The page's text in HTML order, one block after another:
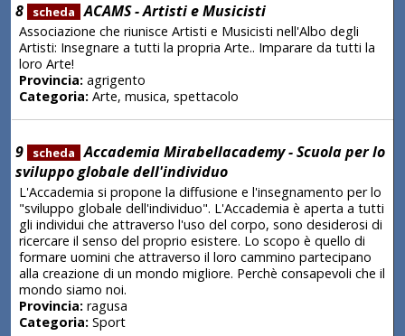
8 scheda ACAMS - Artisti e Musicisti
Associazione che riunisce Artisti e Musicisti nell'Albo degli
Artisti: Insegnare a tutti la propria Arte.. Imparare da tutti la
loro Arte!
Provincia:agrigento
Categoria:Arte, musica, spettacolo
9 scheda Accademia Mirabellacademy - Scuola per lo
sviluppo globale dell'individuo
L'Accademia si propone la diffusione e l'insegnamento per lo
"sviluppo globale dell'individuo". L'Accademia è aperta a tutti
gli individui che attraverso l'uso del corpo, sono desiderosi di
ricercare il senso del proprio esistere. Lo scopo è quello di
formare uomini che attraverso il loro cammino partecipano
alla creazione di un mondo migliore. Perchè consapevoli che il
mondo siamo noi.
Provincia:ragusa
Categoria:Sport